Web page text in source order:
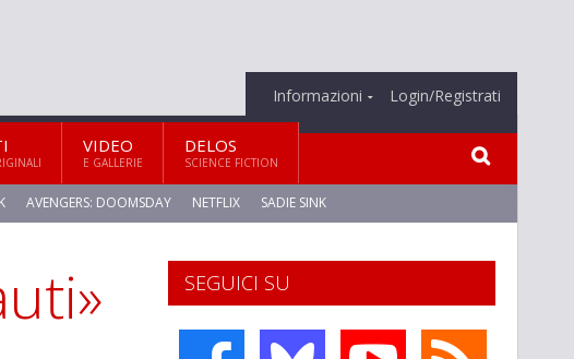
Informazioni Login/Registrati
VIDEO
E GALLERIE
DELOS
SCIENCE FICTION
AVENGERS: DOOMSDAY NETFLIX SADIE SINK
SEGUICI SU